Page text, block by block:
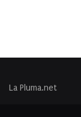
La Pluma.net